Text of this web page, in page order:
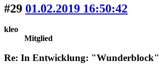
#29 01.02.2019 16:50:42
kleo
Mitglied
Re: In Entwicklung: "Wunderblock"